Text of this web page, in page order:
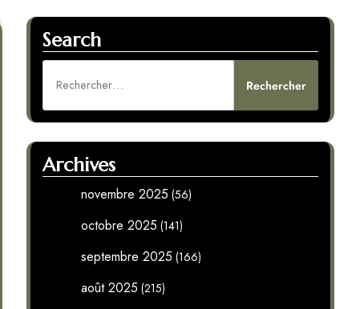
Search
Archives
novembre 2025 (56)
octobre 2025 (141)
septembre 2025 (166)
août 2025 (215)